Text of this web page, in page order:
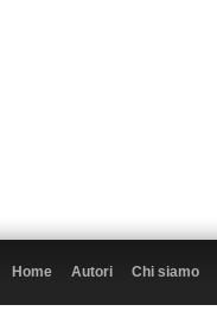
Home Autori Chi siamo